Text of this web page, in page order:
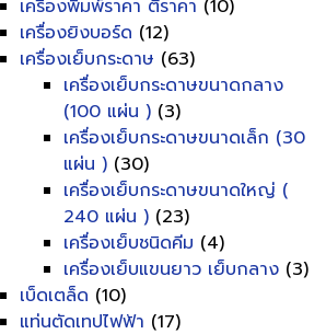
เครื่องพิมพ์ราคา ตีราคา (10)
เครื่องยิงบอร์ด (12)
เครื่องเย็บกระดาษ (63)
เครื่องเย็บกระดาษขนาดกลาง
(100 แผ่น ) (3)
เครื่องเย็บกระดาษขนาดเล็ก (30
แผ่น ) (30)
เครื่องเย็บกระดาษขนาดใหญ่ (
240 แผ่น ) (23)
เครื่องเย็บชนิดคีม (4)
เครื่องเย็บแขนยาว เย็บกลาง (3)
เบ็ดเตล็ด (10)
แท่นตัดเทปไฟฟ้า (17)